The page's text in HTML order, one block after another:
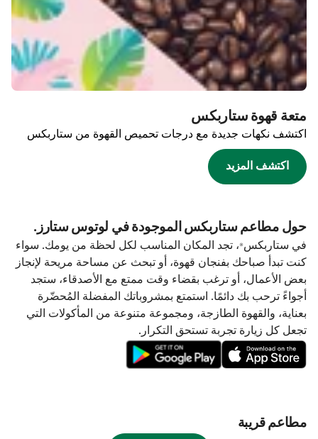
متعة قهوة ستاربكس
اكتشف نكهات جديدة مع درجات تحميص القهوة من ستاربكس
اكتشف المزيد
حول مطاعم ستاربكس الموجودة في لوتوس ستارز.
في ستاربكس®، تجد المكان المناسب لكل لحظة من يومك. سواء
كنت تبدأ صباحك بفنجان قهوة، أو تبحث عن مساحة مريحة لإنجاز
بعض الأعمال، أو ترغب بقضاء وقت ممتع مع الأصدقاء، ستجد
أجواءً ترحب بك دائمًا. استمتع بمشروباتك المفضلة المُحضّرة
بعناية، والقهوة الطازجة، ومجموعة متنوعة من المأكولات التي
تجعل كل زيارة تجربة تستحق التكرار.
مطاعم قريبة